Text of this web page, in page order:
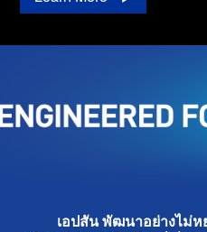
เอปสัน พัฒนาอย่างไม่ห